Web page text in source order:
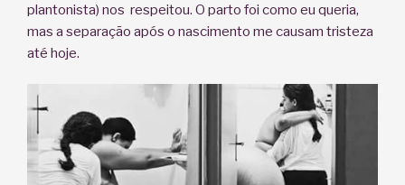
plantonista) nos respeitou. O parto foi como eu queria,
mas a separação após o nascimento me causam tristeza
até hoje.